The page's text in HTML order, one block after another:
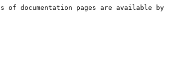
documentation pages are available by